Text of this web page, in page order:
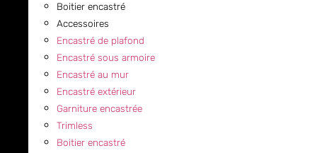
Boitier encastré
Accessoires
Encastré de plafond
Encastré sous armoire
Encastré au mur
Encastré extérieur
Garniture encastrée
Trimless
Boitier encastré